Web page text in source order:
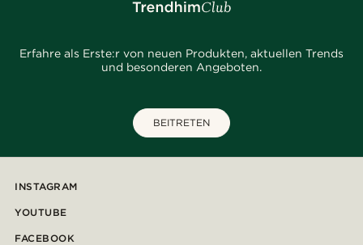
Erfahre als Erste:r von neuen Produkten, aktuellen Trends
und besonderen Angeboten.
BEITRETEN
INSTAGRAM
YOUTUBE
FACEBOOK